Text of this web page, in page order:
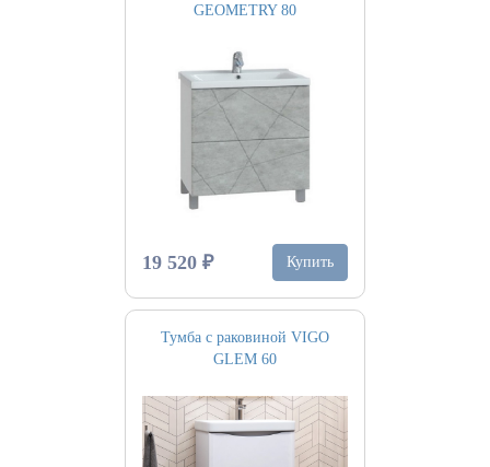
GEOMETRY 80
19 520 ₽ Купить
Тумба с раковиной VIGO
GLEM 60